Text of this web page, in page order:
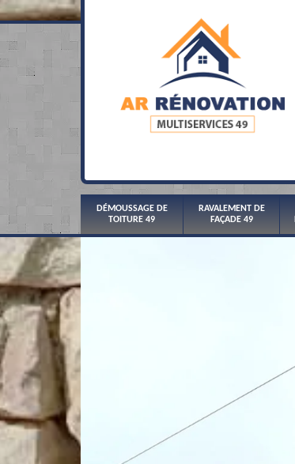
DÉMOUSSAGE DE
TOITURE 49
RAVALEMENT DE
FAÇADE 49